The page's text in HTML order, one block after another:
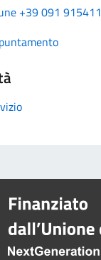
+39 091 915411